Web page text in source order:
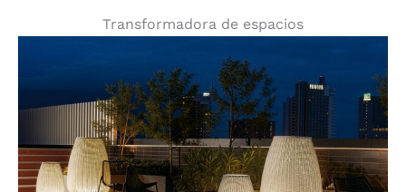
Transformadora de espacios